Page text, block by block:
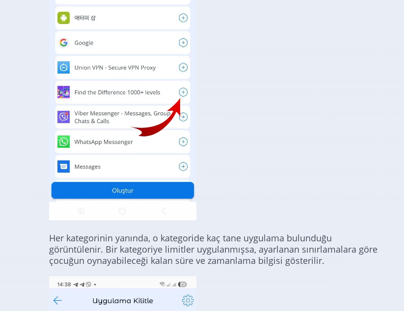
Her kategorinin yanında, o kategoride kaç tane uygulama bulunduğu
görüntülenir. Bir kategoriye limitler uygulanmışsa, ayarlanan sınırlamalara göre
çocuğun oynayabileceği kalan süre ve zamanlama bilgisi gösterilir.